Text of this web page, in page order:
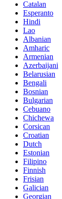
Catalan
Esperanto
Hindi
Lao
Albanian
Amharic
Armenian
Azerbaijani
Belarusian
Bengali
Bosnian
Bulgarian
Cebuano
Chichewa
Corsican
Croatian
Dutch
Estonian
Filipino
Finnish
Frisian
Galician
Georgian